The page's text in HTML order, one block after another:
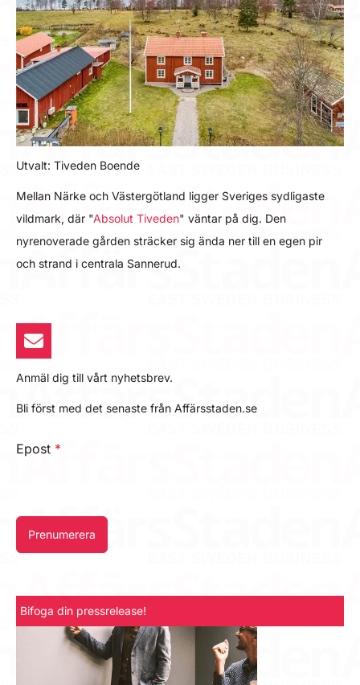
Utvalt: Tiveden Boende
Mellan Närke och Västergötland ligger Sveriges sydligaste
vildmark, där "Absolut Tiveden" väntar på dig. Den
nyrenoverade gården sträcker sig ända ner till en egen pir
och strand i centrala Sannerud.
Anmäl dig till vårt nyhetsbrev.
Bli först med det senaste från Affärsstaden.se
Epost *
Prenumerera
Bifoga din pressrelease!